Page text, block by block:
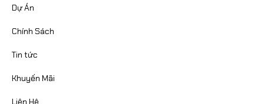
Dự Án
Chính Sách
Tin tức
Khuyến Mãi
Liên Hệ